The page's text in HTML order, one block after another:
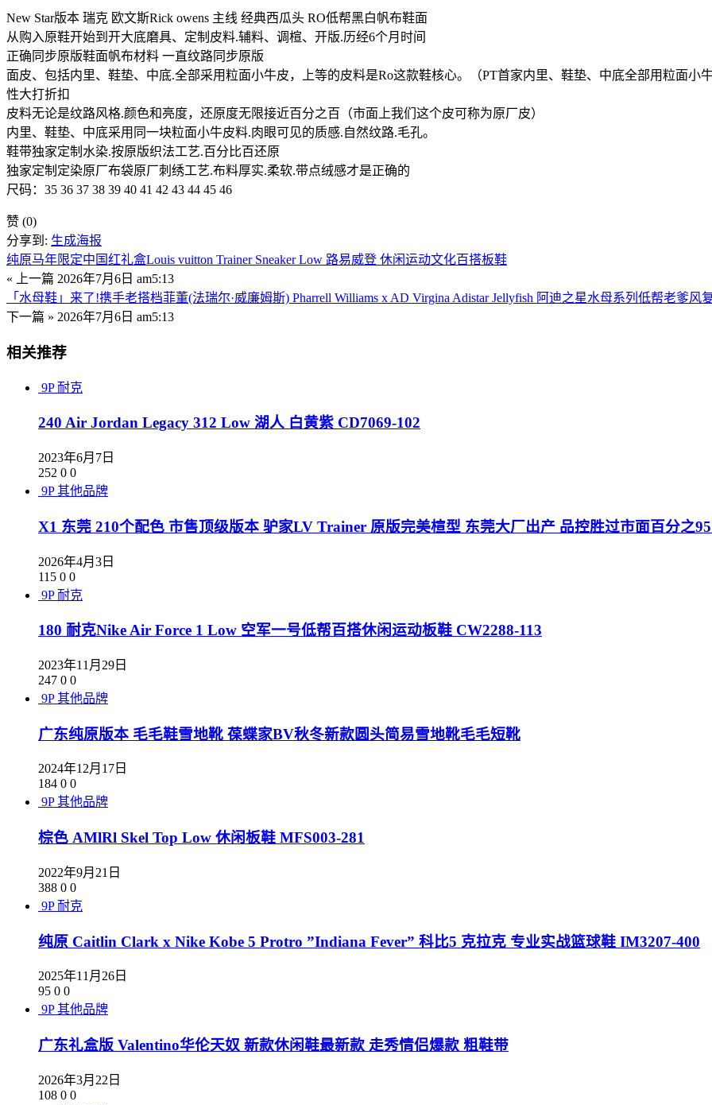
New Star版本 瑞克 欧文斯Rick owens 主线 经典西瓜头 RO低帮黑白帆布鞋面
从购入原鞋开始到开大底磨具、定制皮料.辅料、调楦、开版.历经6个月时间
正确同步原版鞋面帆布材料 一直纹路同步原版
面皮、包括内里、鞋垫、中底.全部采用粒面小牛皮，上等的皮料是Ro这款鞋核心。（PT首家内里、鞋垫、中底全部用粒面小
性大打折扣
皮料无论是纹路风格.颜色和亮度，还原度无限接近百分之百（市面上我们这个皮可称为原厂皮）
内里、鞋垫、中底采用同一块粒面小牛皮料.肉眼可见的质感.自然纹路.毛孔。
鞋带独家定制水染.按原版织法工艺.百分比百还原
独家定制定染原厂布袋原厂刺绣工艺.布料厚实.柔软.带点绒感才是正确的
尺码：35 36 37 38 39 40 41 42 43 44 45 46
赞 (0)
分享到: 生成海报
纯原马年限定中国红礼盒Louis vuitton Trainer Sneaker Low 路易威登 休闲运动文化百搭板鞋
« 上一篇 2026年7月6日 am5:13
「水母鞋」来了!携手老搭档菲董(法瑞尔·威廉姆斯) Pharrell Williams x AD Virgina Adistar Jellyfish 阿迪之星水母系列低帮老爹风
下一篇 » 2026年7月6日 am5:13
相关推荐
9P 耐克
240 Air Jordan Legacy 312 Low 湖人 白黄紫 CD7069-102
2023年6月7日
252 0 0
9P 其他品牌
X1 东莞 210个配色 市售顶级版本 驴家LV Trainer 原版完美楦型 东莞大厂出产 品控胜过市面百分之
2026年4月3日
115 0 0
9P 耐克
180 耐克Nike Air Force 1 Low 空军一号低帮百搭休闲运动板鞋 CW2288-113
2023年11月29日
247 0 0
9P 其他品牌
广东纯原版本 毛毛鞋雪地靴 葆蝶家BV秋冬新款圆头简易雪地靴毛毛短靴
2024年12月17日
184 0 0
9P 其他品牌
棕色 AMlRl Skel Top Low 休闲板鞋 MFS003-281
2022年9月21日
388 0 0
9P 耐克
纯原 Caitlin Clark x Nike Kobe 5 Protro ”Indiana Fever” 科比5 克拉克 专业实战篮球鞋 IM3207-400
2025年11月26日
95 0 0
9P 其他品牌
广东礼盒版 Valentino华伦天奴 新款休闲鞋最新款 走秀情侣爆款 粗鞋带
2026年3月22日
108 0 0